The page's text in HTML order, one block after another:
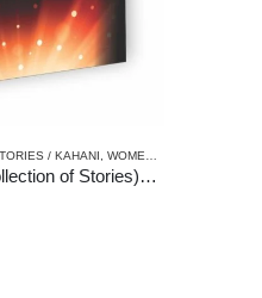
/ KAHANI, WOMEN DISCOURSE / STRI VIMARSH
Ujalon ke Rang (Collection of Stories)उजालों के रंग (कहानी संग्रह)